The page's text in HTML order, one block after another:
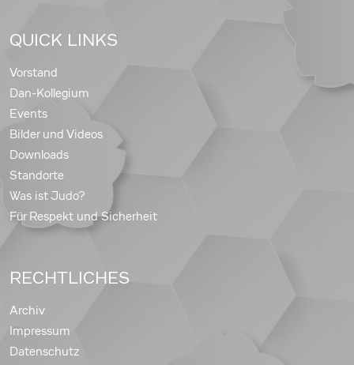
QUICK LINKS
Vorstand
Dan-Kollegium
Events
Bilder und Videos
Downloads
Standorte
Was ist Judo?
Für Respekt und Sicherheit
RECHTLICHES
Archiv
Impressum
Datenschutz